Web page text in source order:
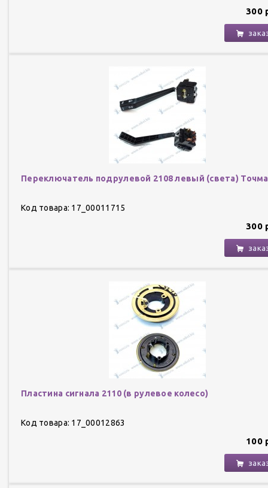
300
Переключатель подрулевой 2108 левый (света)
Код товара: 17_00011715
300
Пластина сигнала 2110 (в рулевое колесо)
Код товара: 17_00012863
100